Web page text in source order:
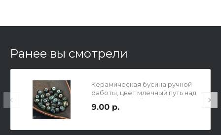
Ранее вы смотрели
Керамическая бусина ручной
работы, цвет млечный путь над
морем (черный, т.синий,
светло-голубой, серо-
9.00 р.